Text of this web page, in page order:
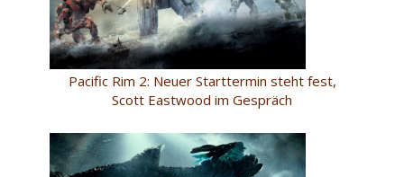
Pacific Rim 2: Neuer Starttermin steht fest,
Scott Eastwood im Gespräch